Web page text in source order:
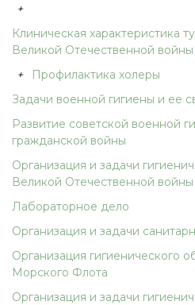
+
Клиническая характеристика
Великой Отечественной войны
+
Профилактика холеры
Задачи военной гигиены и ее
Развитие советской военной
гражданской войны
Организация и задачи
Великой Отечественной войны
Лабораторное дело
Организация и задачи
Организация гигиенического
Морского Флота
Организация и задачи